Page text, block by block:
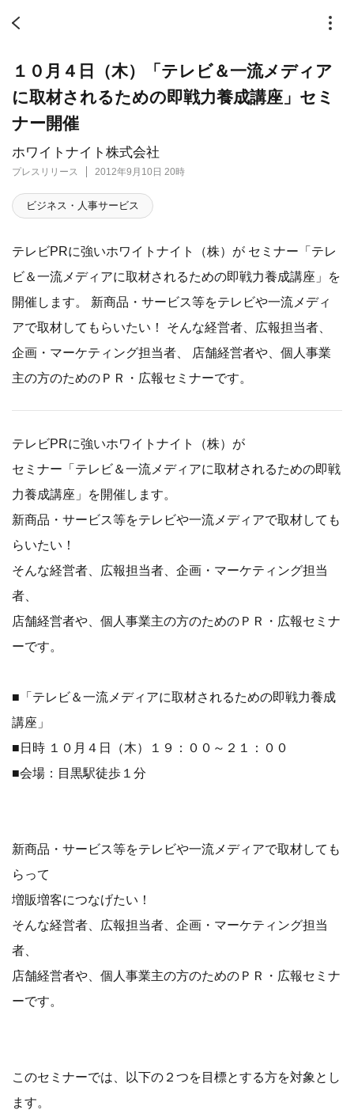
ホワイトナイト株式会社
プレスリリース 2012年9月10日 20時
１０月４日（木）「テレビ＆一流メディア
に取材されるための即戦力養成講座」セミ
ナー開催
ビジネス・人事サービス
テレビPRに強いホワイトナイト（株）が セミナー「テレ
ビ＆一流メディアに取材されるための即戦力養成講座」を
開催します。 新商品・サービス等をテレビや一流メディ
アで取材してもらいたい！ そんな経営者、広報担当者、
企画・マーケティング担当者、 店舗経営者や、個人事業
主の方のためのＰＲ・広報セミナーです。
テレビPRに強いホワイトナイト（株）が
セミナー「テレビ＆一流メディアに取材されるための即戦
力養成講座」を開催します。
新商品・サービス等をテレビや一流メディアで取材しても
らいたい！
そんな経営者、広報担当者、企画・マーケティング担当
者、
店舗経営者や、個人事業主の方のためのＰＲ・広報セミナ
ーです。
■「テレビ＆一流メディアに取材されるための即戦力養成
講座」
■日時 １０月４日（木）１９：００～２１：００
■会場：目黒駅徒歩１分
新商品・サービス等をテレビや一流メディアで取材しても
らって
増販増客につなげたい！
そんな経営者、広報担当者、企画・マーケティング担当
者、
店舗経営者や、個人事業主の方のためのＰＲ・広報セミナ
ーです。
このセミナーでは、以下の２つを目標とする方を対象とし
ます。